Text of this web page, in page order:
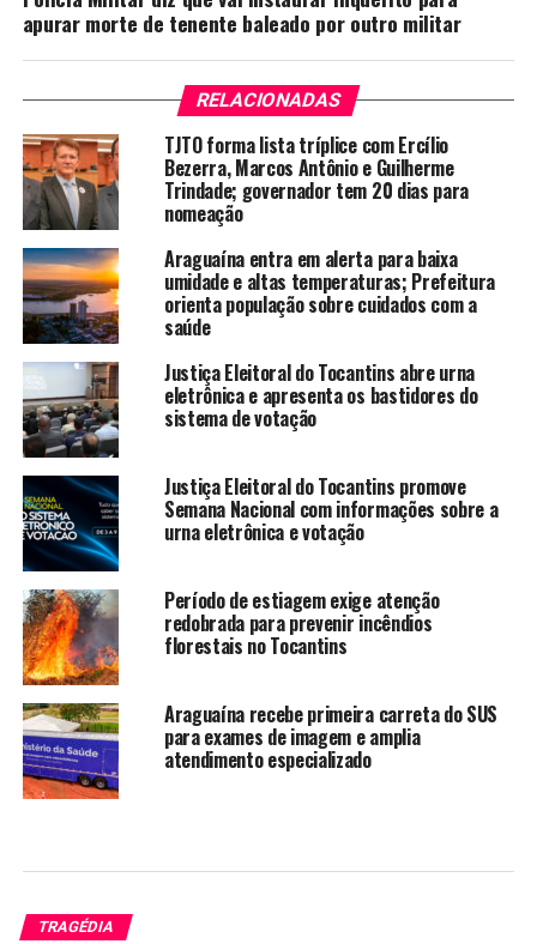
apurar morte de tenente baleado por outro militar
RELACIONADAS
TJTO forma lista tríplice com Ercílio
Bezerra, Marcos Antônio e Guilherme
Trindade; governador tem 20 dias para
nomeação
Araguaína entra em alerta para baixa
umidade e altas temperaturas; Prefeitura
orienta população sobre cuidados com a
saúde
Justiça Eleitoral do Tocantins abre urna
eletrônica e apresenta os bastidores do
sistema de votação
Justiça Eleitoral do Tocantins promove
Semana Nacional com informações sobre a
urna eletrônica e votação
Período de estiagem exige atenção
redobrada para prevenir incêndios
florestais no Tocantins
Araguaína recebe primeira carreta do SUS
para exames de imagem e amplia
atendimento especializado
TRAGÉDIA